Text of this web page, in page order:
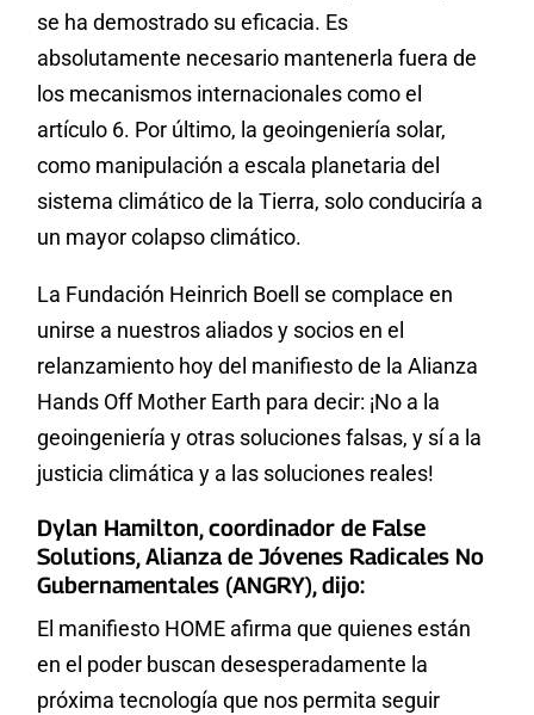
se ha demostrado su eficacia. Es
absolutamente necesario mantenerla fuera de
los mecanismos internacionales como el
artículo 6. Por último, la geoingeniería solar,
como manipulación a escala planetaria del
sistema climático de la Tierra, solo conduciría a
un mayor colapso climático.
La Fundación Heinrich Boell se complace en
unirse a nuestros aliados y socios en el
relanzamiento hoy del manifiesto de la Alianza
Hands Off Mother Earth para decir: ¡No a la
geoingeniería y otras soluciones falsas, y sí a la
justicia climática y a las soluciones reales!
Dylan Hamilton, coordinador de False
Solutions, Alianza de Jóvenes Radicales No
Gubernamentales (ANGRY), dijo:
El manifiesto HOME afirma que quienes están
en el poder buscan desesperadamente la
próxima tecnología que nos permita seguir